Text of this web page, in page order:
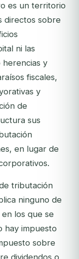
es un territorio
directos sobre
ni las
herencias y
fiscales,
y
de
sus
en lugar de
tributación
ninguno de
los que se
hay impuesto
sobre
dividendos o